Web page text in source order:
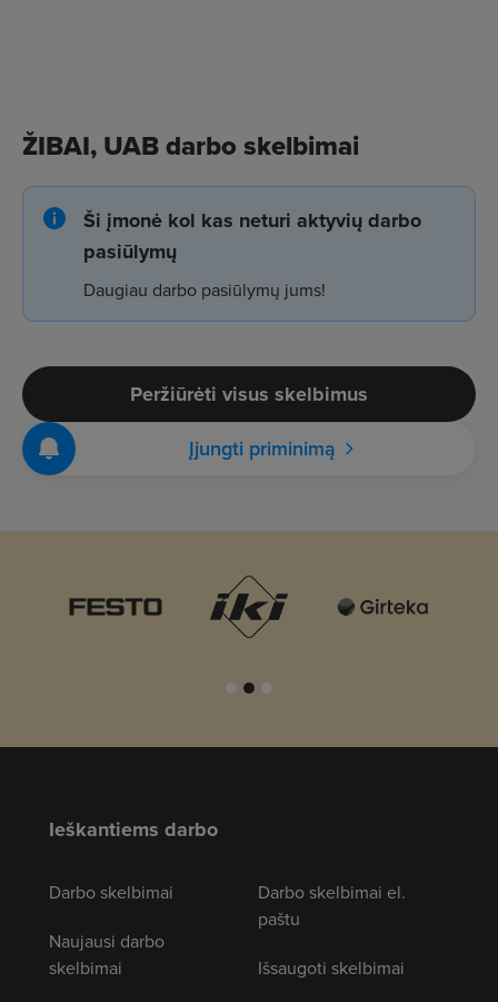
ŽIBAI, UAB darbo skelbimai
Ši įmonė kol kas neturi aktyvių darbo
pasiūlymų
Daugiau darbo pasiūlymų jums!
Peržiūrėti visus skelbimus
Įjungti priminimą
Ieškantiems darbo
Darbo skelbimai
Naujausi darbo
skelbimai
Darbo skelbimai el.
paštu
Išsaugoti skelbimai